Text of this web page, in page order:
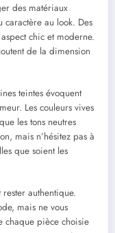
des matériaux
au look. Des
chic et moderne.
de la dimension
teintes évoquent
Les couleurs vives
les tons neutres
mais n’hésitez pas à
que soient les
authentique.
mais ne vous
chaque pièce choisie